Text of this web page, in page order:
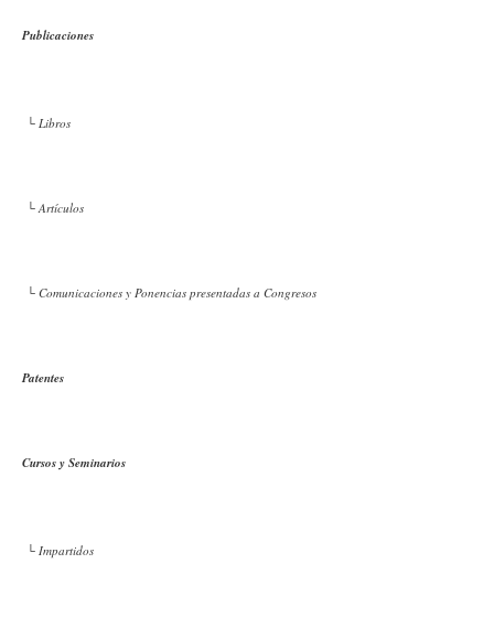
Publicaciones
└ Libros
└ Artículos
└ Comunicaciones y Ponencias presentadas a Congresos
Patentes
Cursos y Seminarios
└ Impartidos